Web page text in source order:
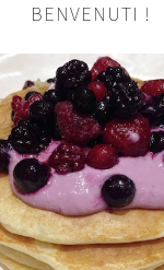
BENVENUTI !